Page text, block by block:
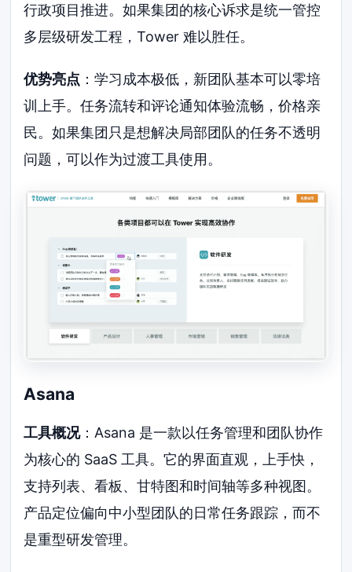
行政项目推进。如果集团的核心诉求是统一管控
多层级研发工程，Tower 难以胜任。
优势亮点 ：学习成本极低，新团队基本可以零培
训上手。任务流转和评论通知体验流畅，价格亲
民。如果集团只是想解决局部团队的任务不透明
问题，可以作为过渡工具使用。
Asana
工具概况：Asana 是一款以任务管理和团队协作
为核心的 SaaS 工具。它的界面直观，上手快，
支持列表、看板、甘特图和时间轴等多种视图。
产品定位偏向中小型团队的日常任务跟踪，而不
是重型研发管理。